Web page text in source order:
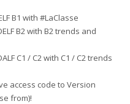
B1 with #LaClasse
B2 with B2 trends and
C1 / C2 with C1 / C2 trends
access code to Version
from)!